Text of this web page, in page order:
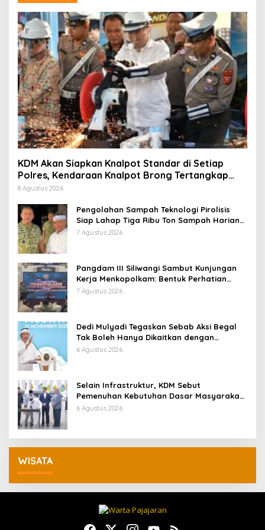
KDM Akan Siapkan Knalpot Standar di Setiap
Polres, Kendaraan Knalpot Brong Tertangkap
Langsung Ganti
8 Agustus 2026
Pengolahan Sampah Teknologi Pirolisis
Siap Lahap Tiga Ribu Ton Sampah Harian
Jawa Barat
7 Agustus 2026
Pangdam III Siliwangi Sambut Kunjungan
Kerja Menkopolkam: Bentuk Perhatian
Pemerintah
7 Agustus 2026
Dedi Mulyadi Tegaskan Sebab Aksi Begal
Tak Boleh Hanya Dikaitkan dengan
Ekonomi
6 Agustus 2026
Selain Infrastruktur, KDM Sebut
Pemenuhan Kebutuhan Dasar Masyarakat
Jadi Fokus APBD Jabar 2027
6 Agustus 2026
WISATA